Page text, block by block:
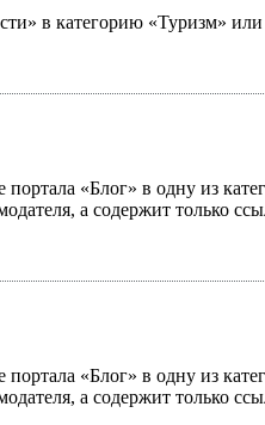
в категорию «Туризм»
«Блог» в одну из
а содержит только
«Блог» в одну из
а содержит только